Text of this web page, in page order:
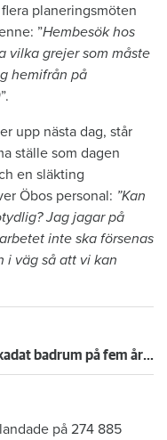
planeringsmöten
”Hembesök hos
vilka grejer som måste
hemifrån på
”.
upp nästa dag, står
ställe som dagen
en släkting
Öbos personal: ”Kan
Jag jagar på
inte ska försenas
i väg så att vi kan
Anmälde inte vattenskadat badrum på fem år – krävs på 125 000 kronor
på 274 885